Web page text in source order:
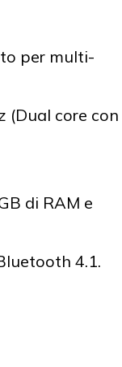
per multi-
(Dual core con
di RAM e
4.1.